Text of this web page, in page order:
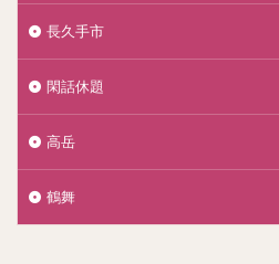
長久手市
閑話休題
高岳
鶴舞